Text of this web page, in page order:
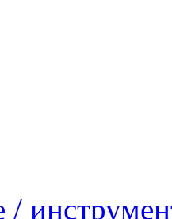
/